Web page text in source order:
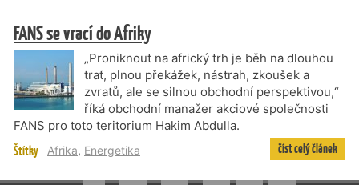
FANS se vrací do Afriky
„Proniknout na africký trh je běh na dlouhou
trať, plnou překážek, nástrah, zkoušek a
zvratů, ale se silnou obchodní perspektivou,“
říká obchodní manažer akciové společnosti
FANS pro toto teritorium Hakim Abdulla.
Štítky Afrika, Energetika číst celý článek